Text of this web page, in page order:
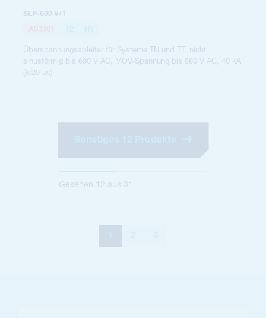
SLP-600 V/1
Überspannungsableiter für Systeme TN und TT, nicht
sinusförmig bis 690 V AC, MOV-Spannung bis 880 V AC, 40 kA
(8/20 µs)
Gesehen 12 aus 31
2 3